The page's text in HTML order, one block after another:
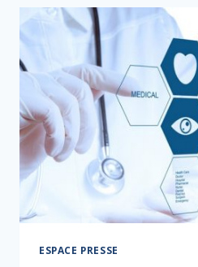
:
UN
ÉCONOMIQUE
ET
UN
ENJEU
DE
PUBLIQUE
ESPACE PRESSE